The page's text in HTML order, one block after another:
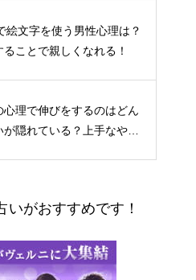
絵文字を使う男性心理は？
ることで親しくなれる！
心理で伸びをするのはどん
が隠れている？上手なやり
いがおすすめです！